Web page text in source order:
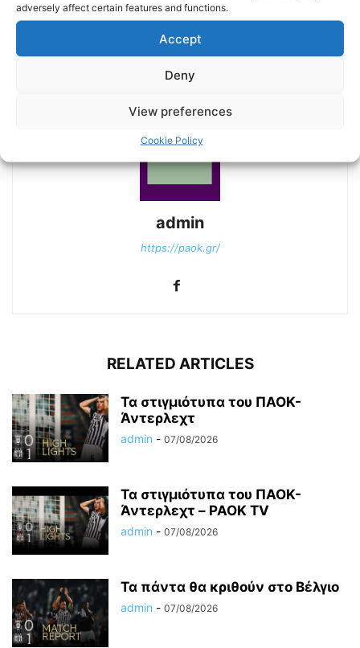
adversely affect certain features and functions.
Accept
Deny
View preferences
Cookie Policy
Previous article
Εικόνες από το ΠΑΟΚ-ΝΠΣ
Βόλος
Next article
Τα στιγμιότυπα του ΠΑΟΚ-
ΝΠΣ Βόλος
admin
https://paok.gr/
RELATED ARTICLES
Τα στιγμιότυπα του ΠΑΟΚ-
Άντερλεχτ
admin - 07/08/2026
Τα στιγμιότυπα του ΠΑΟΚ-
Άντερλεχτ – PAOK TV
admin - 07/08/2026
Τα πάντα θα κριθούν στο Βέλγιο
admin - 07/08/2026